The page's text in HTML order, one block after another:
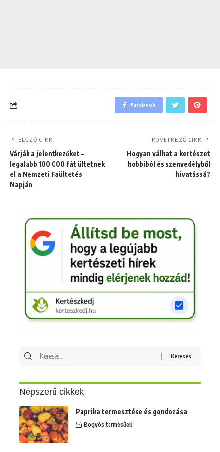
Facebook
ELŐZŐ CIKK
Várják a jelentkezőket –
legalább 100 000 fát ültetnek
el a Nemzeti Faültetés
Napján
KÖVETKEZŐ CIKK
Hogyan válhat a kertészet
hobbiból és szenvedélyből
hivatássá?
Keresés
Népszerű cikkek
Paprika termesztése és gondozása
Bogyós termésűek